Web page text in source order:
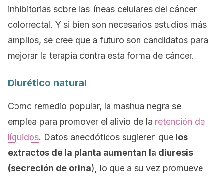
inhibitorias sobre las líneas celulares del cáncer
colorrectal. Y si bien son necesarios estudios más
amplios, se cree que a futuro son candidatos para
mejorar la terapia contra esta forma de cáncer.
Diurético natural
Como remedio popular, la mashua negra se
emplea para promover el alivio de la retención de
líquidos. Datos anecdóticos sugieren que los
extractos de la planta aumentan la diuresis
(secreción de orina),
lo que a su vez promueve